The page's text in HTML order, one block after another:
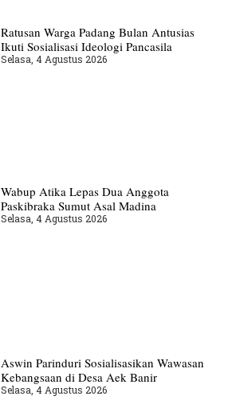
Ratusan Warga Padang Bulan Antusias
Ikuti Sosialisasi Ideologi Pancasila
Selasa, 4 Agustus 2026
Wabup Atika Lepas Dua Anggota
Paskibraka Sumut Asal Madina
Selasa, 4 Agustus 2026
Aswin Parinduri Sosialisasikan Wawasan
Kebangsaan di Desa Aek Banir
Selasa, 4 Agustus 2026